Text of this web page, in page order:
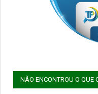
NÃO ENCONTROU O QUE